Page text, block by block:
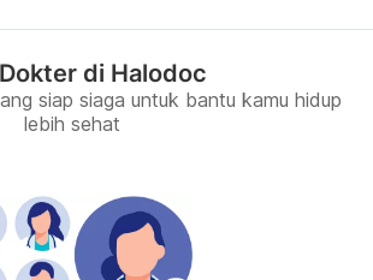
di Halodoc
siap siaga untuk bantu kamu hidup
lebih sehat